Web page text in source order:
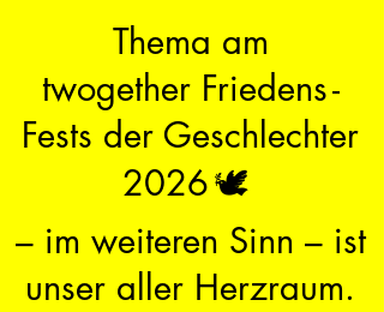
Thema am
twogether Friedens-
Fests der Geschlechter
2026🕊️
– im weiteren Sinn – ist
unser aller Herzraum.